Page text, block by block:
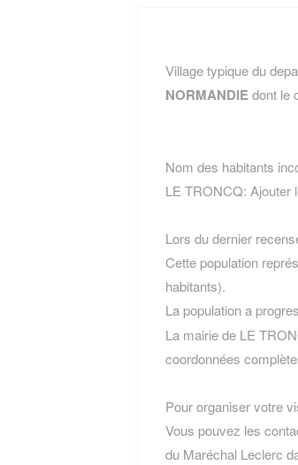
Village typique du
NORMANDIEdont le
Nom des habitants
LE TRONCQ: Ajouter
Lors du dernier
Cette population
habitants).
La population a
La mairie de LE
coordonnées
Pour organiser votre
Vous pouvez les
du Maréchal Leclerc